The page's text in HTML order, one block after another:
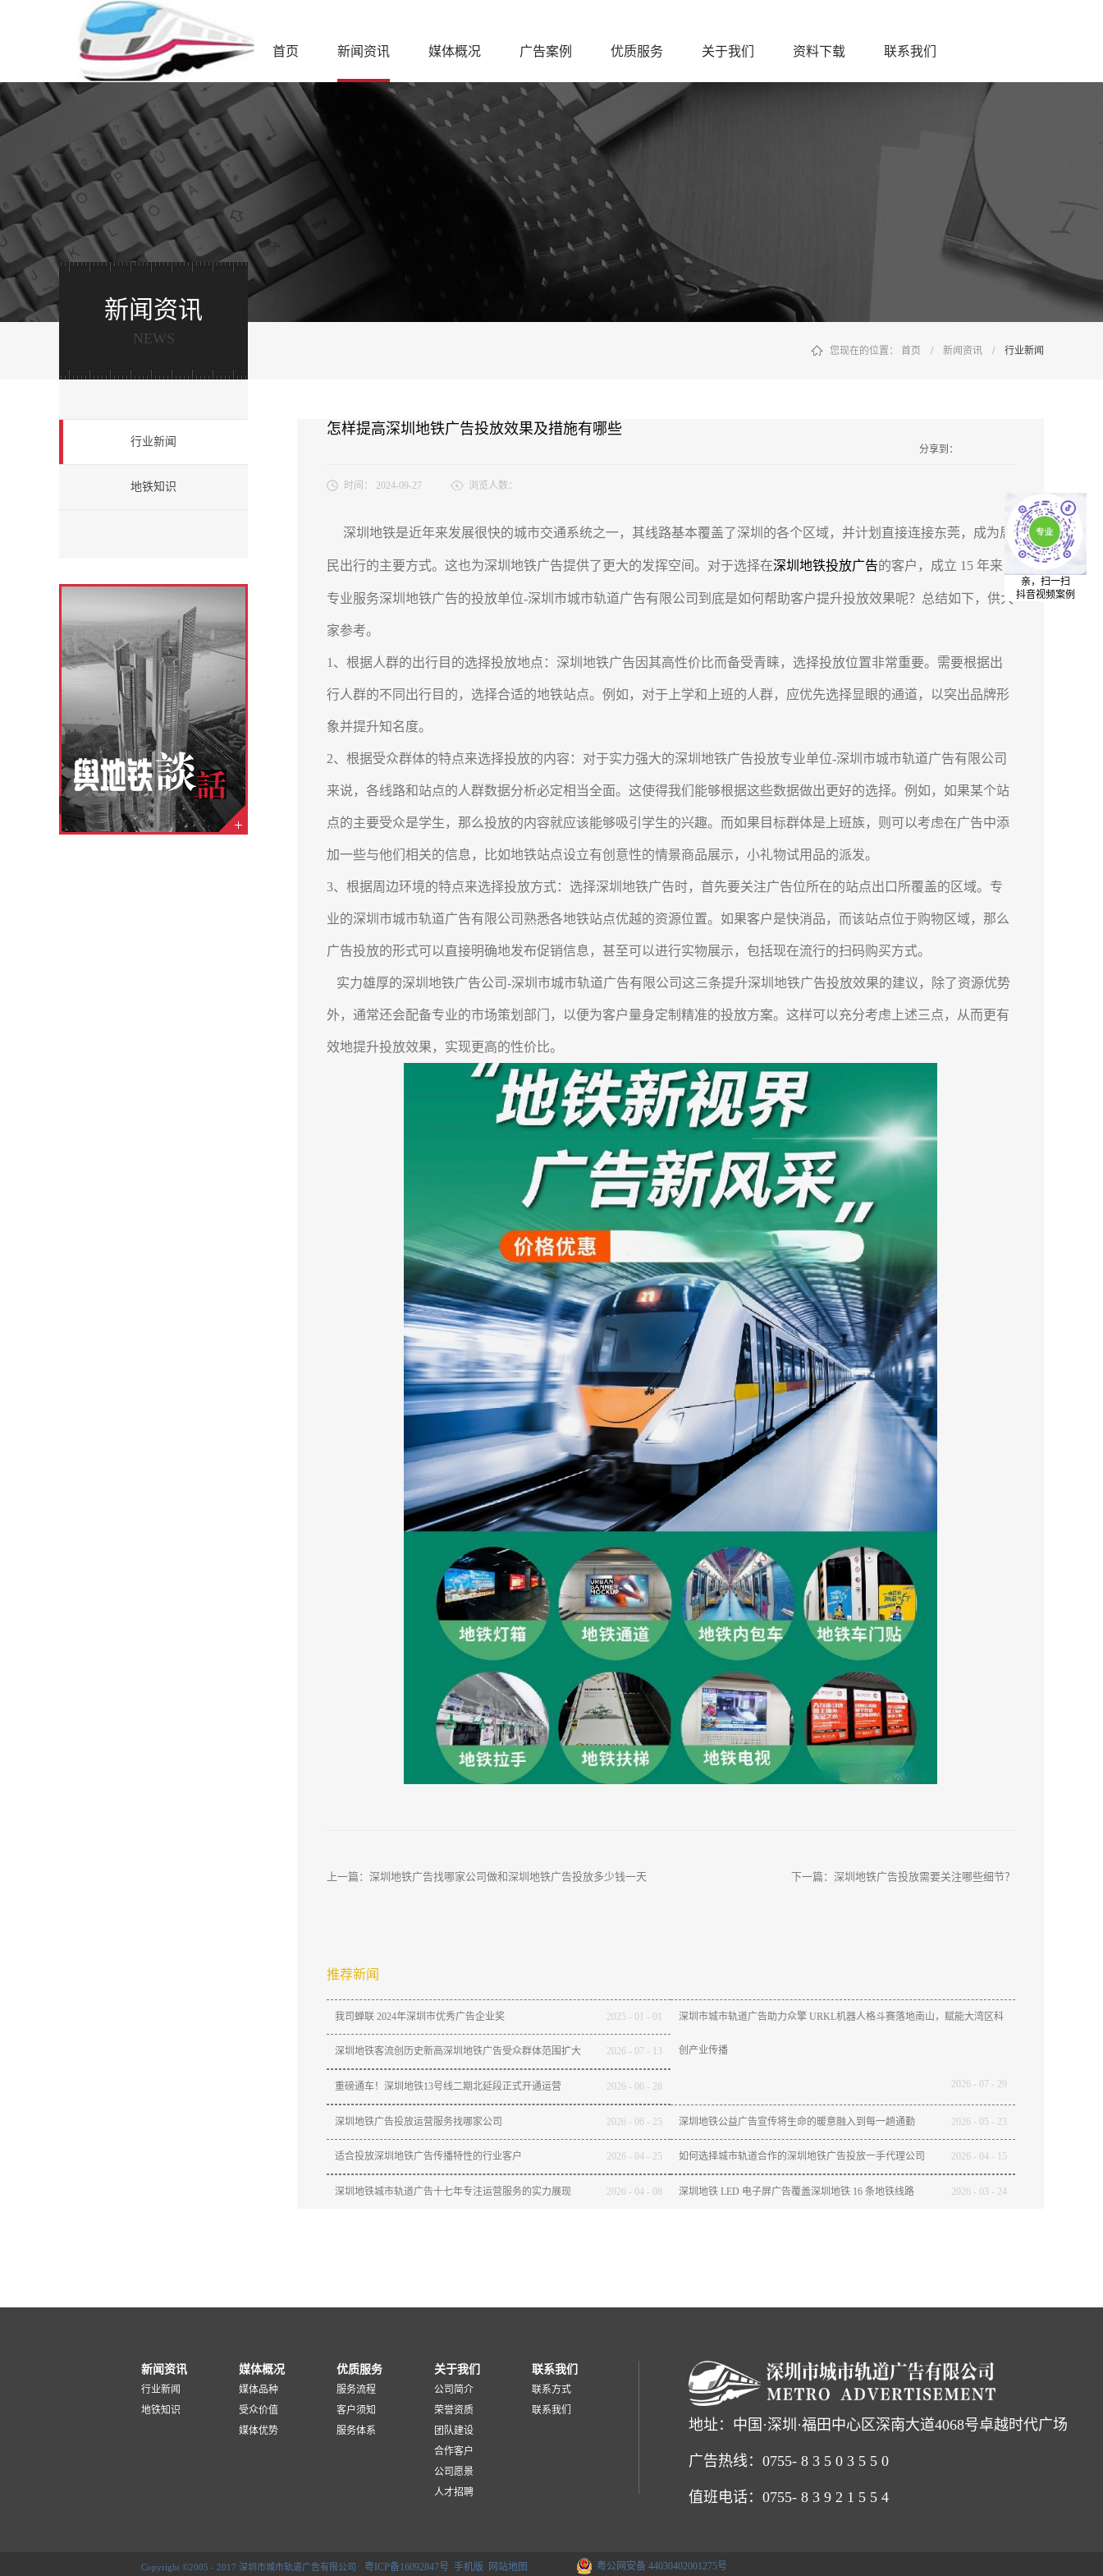
首页 新闻资讯 媒体概况 广告案例 优质服务 关于我们 资料下载 联系我们
新闻资讯
NEWS
行业新闻
地铁知识
您现在的位置： 首页 / 新闻资讯 / 行业新闻
怎样提高深圳地铁广告投放效果及措施有哪些
分享到：
时间： 2024-09-27 浏览人数：
深圳地铁是近年来发展很快的城市交通系统之一，其线路基本覆盖了深圳的各个区域，并计划直接连接东莞，成为居
民出行的主要方式。这也为深圳地铁广告提供了更大的发挥空间。对于选择在深圳地铁投放广告的客户，成立 15 年来
专业服务深圳地铁广告的投放单位-深圳市城市轨道广告有限公司到底是如何帮助客户提升投放效果呢？总结如下，供大
家参考。
1、根据人群的出行目的选择投放地点： 深圳地铁广告因其高性价比而备受青睐，选择投放位置非常重要。需要根据出
行人群的不同出行目的，选择合适的地铁站点。例如，对于上学和上班的人群，应优先选择显眼的通道，以突出品牌形
象并提升知名度。
2、根据受众群体的特点来选择投放的内容： 对于实力强大的深圳地铁广告投放专业单位-深圳市城市轨道广告有限公司
来说，各线路和站点的人群数据分析必定相当全面。这使得我们能够根据这些数据做出更好的选择。例如，如果某个站
点的主要受众是学生，那么投放的内容就应该能够吸引学生的兴趣。而如果目标群体是上班族，则可以考虑在广告中添
加一些与他们相关的信息，比如地铁站点设立有创意性的情景商品展示，小礼物试用品的派发。
3、根据周边环境的特点来选择投放方式： 选择深圳地铁广告时，首先要关注广告位所在的站点出口所覆盖的区域。专
业的深圳市城市轨道广告有限公司熟悉各地铁站点优越的资源位置。如果客户是快消品，而该站点位于购物区域，那么
广告投放的形式可以直接明确地发布促销信息，甚至可以进行实物展示，包括现在流行的扫码购买方式。
实力雄厚的深圳地铁广告公司-深圳市城市轨道广告有限公司这三条提升深圳地铁广告投放效果的建议，除了资源优势
外，通常还会配备专业的市场策划部门，以便为客户量身定制精准的投放方案。这样可以充分考虑上述三点，从而更有
效地提升投放效果，实现更高的性价比。
上一篇： 深圳地铁广告找哪家公司做和深圳地铁广告投放多少钱一天 下一篇： ​深圳地铁广告投放需要关注哪些细节？
推荐新闻
我司蝉联 2024年深圳市优秀广告企业奖 2025 - 01 - 01 深圳市城市轨道广告助力众擎 URKL机器人格斗赛落地南山，赋能大湾区科
创产业传播
2026 - 07 - 29
深圳地铁客流创历史新高深圳地铁广告受众群体范围扩大 2026 - 07 - 13
​重磅通车！深圳地铁13号线二期北延段正式开通运营 2026 - 06 - 28
深圳地铁广告投放运营服务找哪家公司 2026 - 06 - 25 深圳地铁公益广告宣传将生命的暖意融入到每一趟通勤 2026 - 05 - 23
适合投放深圳地铁广告传播特性的行业客户 2026 - 04 - 25 如何选择城市轨道合作的深圳地铁广告投放一手代理公司 2026 - 04 - 15
深圳地铁城市轨道广告十七年专注运营服务的实力展现 2026 - 04 - 08 深圳地铁 LED 电子屏广告覆盖深圳地铁 16 条地铁线路 2026 - 03 - 24
新闻资讯
行业新闻
地铁知识
媒体概况
媒体品种
受众价值
媒体优势
优质服务
服务流程
客户须知
服务体系
关于我们
公司简介
荣誉资质
团队建设
合作客户
公司愿景
人才招聘
联系我们
联系方式
联系我们
Copyright ©2005 - 2017 深圳市城市轨道广告有限公司 粤ICP备16092847号 手机版 网站地图
地址：中国·深圳·福田中心区深南大道4068号卓越时代广场
广告热线： 0755- 8 3 5 0 3 5 5 0
值班电话：0755- 8 3 9 2 1 5 5 4
粤公网安备 44030402001275号
亲，扫一扫
抖音视频案例